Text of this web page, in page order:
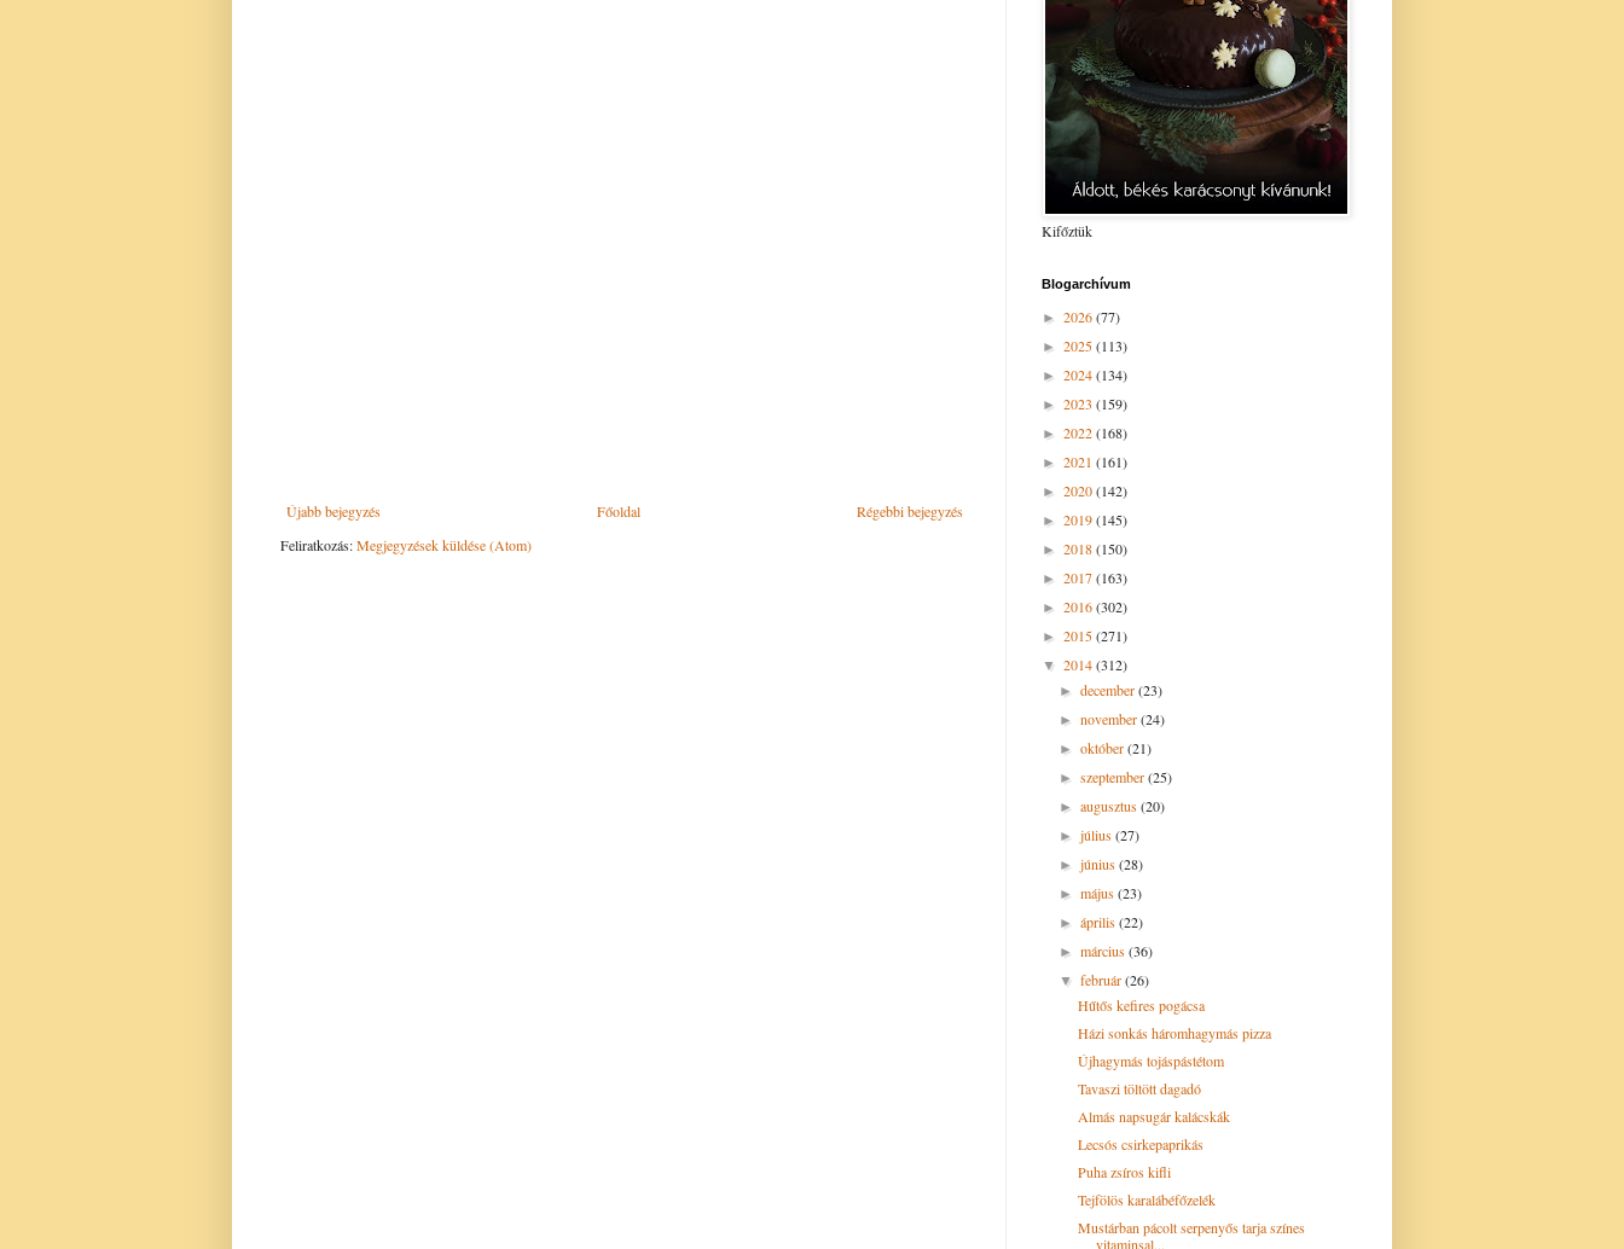
Újabb bejegyzés Régebbi bejegyzés
Főoldal
Feliratkozás:Megjegyzések küldése (Atom)
Kifőztük
Blogarchívum
► 2026(77)
► 2025(113)
► 2024(134)
► 2023 (159)
► 2022(168)
► 2021 (161)
► 2020(142)
► 2019(145)
► 2018(150)
► 2017(163)
► 2016(302)
► 2015(271)
▼ 2014(312)
►december(23)
►november(24)
►október(21)
►szeptember(25)
►augusztus(20)
►július(27)
►június(28)
►május(23)
►április(22)
►március(36)
▼február(26)
Hűtős kefires pogácsa
Házi sonkás háromhagymás pizza
Újhagymás tojáspástétom
Tavaszi töltött dagadó
Almás napsugár kalácskák
Lecsós csirkepaprikás
Puha zsíros kifli
Tejfölös karalábéfőzelék
Mustárban pácolt serpenyős tarja színes
vitaminsal...